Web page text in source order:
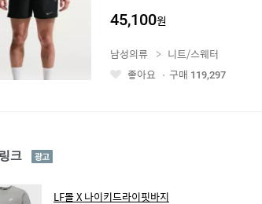
45,100원
좋
남성의류
니트/스웨터
좋아요
구매 119,297
크 광
고
LF몰 X 나이키드라이핏바지